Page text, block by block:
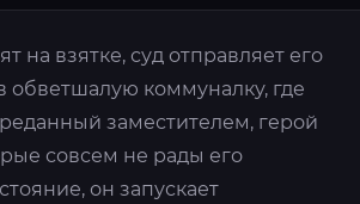
на взятке, суд отправляет его
коммуналку, где
заместителем, герой
совсем не рады его
он запускает